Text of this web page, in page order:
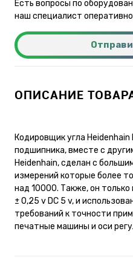
Есть вопросы по
наш специалист
ОПИСАНИЕ
Кодировщик угла Heidenhain
подшипника, вместе с
Heidenhain, сделан с
измерений которые более
над 10000. Также, он
± 0,25 v DC 5 v, и
требований к точности
печатные машины и оси